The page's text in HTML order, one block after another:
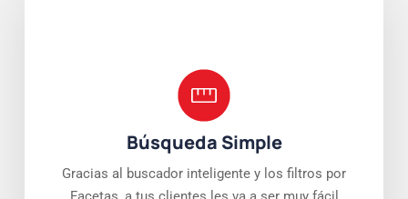
Búsqueda Simple
Gracias al buscador inteligente y los filtros por